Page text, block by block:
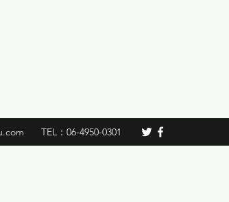
TEL：06-4950-0301